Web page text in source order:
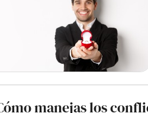
manejas los